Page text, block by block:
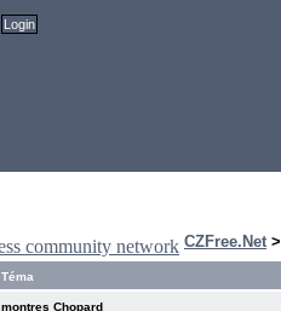
CZFree.Net
Téma
montres Chopard